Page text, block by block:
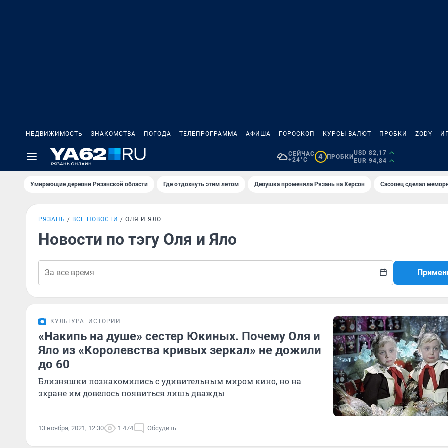
НЕДВИЖИМОСТЬ ЗНАКОМСТВА ПОГОДА ТЕЛЕПРОГРАММА АФИША ГОРОСКОП КУРСЫ ВАЛЮТ ПРОБКИ ZODY
СЕЙЧАС
+24°C
4 ПРОБКИ
USD 82,17
EUR 94,84
Умирающие деревни Рязанской области Где отдохнуть этим летом Девушка променяла Рязань на Херсон Сасовец сделал
РЯЗАНЬ ВСЕ НОВОСТИ ОЛЯ И ЯЛО
Новости по тэгу Оля и Яло
КУЛЬТУРА ИСТОРИИ
«Накипь на душе» сестер Юкиных. Почему Оля и
Яло из «Королевства кривых зеркал» не дожили
до 60
Близняшки познакомились с удивительным миром кино, но на
экране им довелось появиться лишь дважды
13 ноября, 2021, 12:30 1 474 Обсудить